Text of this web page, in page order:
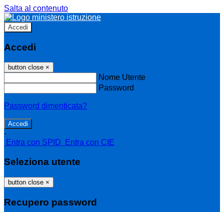
Salta al contenuto
Accedi
Accedi
button close ×
Nome Utente
Password
Password dimenticata?
-
Entra con SPID
Entra con CIE
Seleziona utente
button close ×
Recupero password